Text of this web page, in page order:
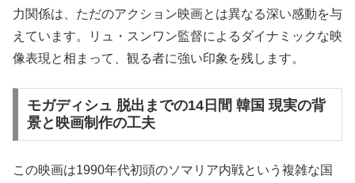
力関係は、ただのアクション映画とは異なる深い感動を与
えています。リュ・スンワン監督によるダイナミックな映
像表現と相まって、観る者に強い印象を残します。
モガディシュ 脱出までの14日間 韓国 現実の背
景と映画制作の工夫
この映画は1990年代初頭のソマリア内戦という複雑な国